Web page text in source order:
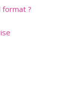
format ?